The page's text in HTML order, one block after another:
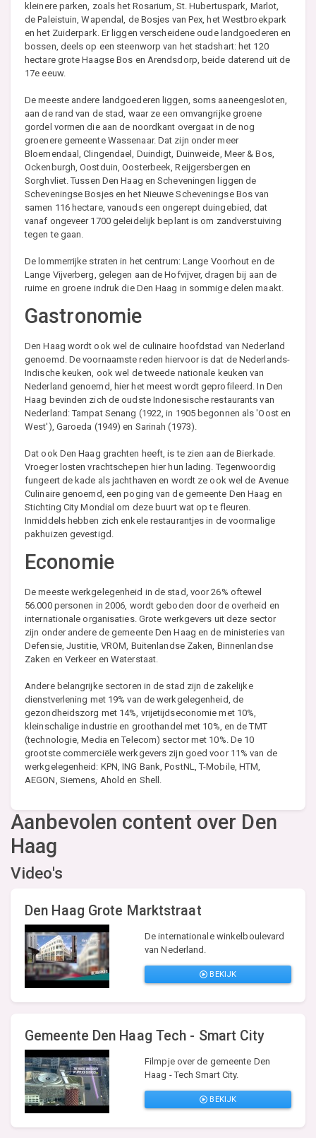
kleinere parken, zoals het Rosarium, St. Hubertuspark, Marlot,
de Paleistuin, Wapendal, de Bosjes van Pex, het Westbroekpark
en het Zuiderpark. Er liggen verscheidene oude landgoederen en
bossen, deels op een steenworp van het stadshart: het 120
hectare grote Haagse Bos en Arendsdorp, beide daterend uit de
17e eeuw.
De meeste andere landgoederen liggen, soms aaneengesloten,
aan de rand van de stad, waar ze een omvangrijke groene
gordel vormen die aan de noordkant overgaat in de nog
groenere gemeente Wassenaar. Dat zijn onder meer
Bloemendaal, Clingendael, Duindigt, Duinweide, Meer & Bos,
Ockenburgh, Oostduin, Oosterbeek, Reijgersbergen en
Sorghvliet. Tussen Den Haag en Scheveningen liggen de
Scheveningse Bosjes en het Nieuwe Scheveningse Bos van
samen 116 hectare, vanouds een ongerept duingebied, dat
vanaf ongeveer 1700 geleidelijk beplant is om zandverstuiving
tegen te gaan.
De lommerrijke straten in het centrum: Lange Voorhout en de
Lange Vijverberg, gelegen aan de Hofvijver, dragen bij aan de
ruime en groene indruk die Den Haag in sommige delen maakt.
Gastronomie
Den Haag wordt ook wel de culinaire hoofdstad van Nederland
genoemd. De voornaamste reden hiervoor is dat de Nederlands-
Indische keuken, ook wel de tweede nationale keuken van
Nederland genoemd, hier het meest wordt geprofileerd. In Den
Haag bevinden zich de oudste Indonesische restaurants van
Nederland: Tampat Senang (1922, in 1905 begonnen als 'Oost en
West'), Garoeda (1949) en Sarinah (1973).
Dat ook Den Haag grachten heeft, is te zien aan de Bierkade.
Vroeger losten vrachtschepen hier hun lading. Tegenwoordig
fungeert de kade als jachthaven en wordt ze ook wel de Avenue
Culinaire genoemd, een poging van de gemeente Den Haag en
Stichting City Mondial om deze buurt wat op te fleuren.
Inmiddels hebben zich enkele restaurantjes in de voormalige
pakhuizen gevestigd.
Economie
De meeste werkgelegenheid in de stad, voor 26% oftewel
56.000 personen in 2006, wordt geboden door de overheid en
internationale organisaties. Grote werkgevers uit deze sector
zijn onder andere de gemeente Den Haag en de ministeries van
Defensie, Justitie, VROM, Buitenlandse Zaken, Binnenlandse
Zaken en Verkeer en Waterstaat.
Andere belangrijke sectoren in de stad zijn de zakelijke
dienstverlening met 19% van de werkgelegenheid, de
gezondheidszorg met 14%, vrijetijdseconomie met 10%,
kleinschalige industrie en groothandel met 10%, en de TMT
(technologie, Media en Telecom) sector met 10%. De 10
grootste commerciële werkgevers zijn goed voor 11% van de
werkgelegenheid: KPN, ING Bank, PostNL, T-Mobile, HTM,
AEGON, Siemens, Ahold en Shell.
Aanbevolen content over Den
Haag
Video's
Den Haag Grote Marktstraat
De internationale winkelboulevard
van Nederland.
BEKIJK
Gemeente Den Haag Tech - Smart City
Filmpje over de gemeente Den
Haag - Tech Smart City.
BEKIJK